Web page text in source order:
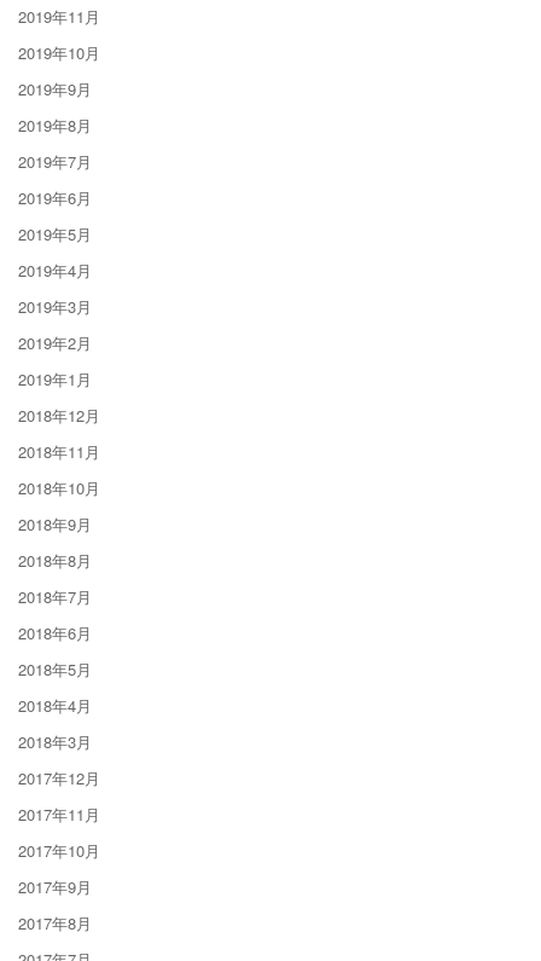
2019年11月
2019年10月
2019年9月
2019年8月
2019年7月
2019年6月
2019年5月
2019年4月
2019年3月
2019年2月
2019年1月
2018年12月
2018年11月
2018年10月
2018年9月
2018年8月
2018年7月
2018年6月
2018年5月
2018年4月
2018年3月
2017年12月
2017年11月
2017年10月
2017年9月
2017年8月